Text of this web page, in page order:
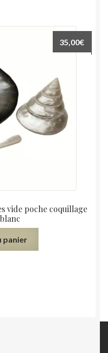
vide poche coquillage
35,00€
panier